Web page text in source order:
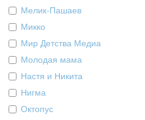
Мелик-Пашаев
Микко
Мир Детства Медиа
Молодая мама
Настя и Никита
Нигма
Октопус